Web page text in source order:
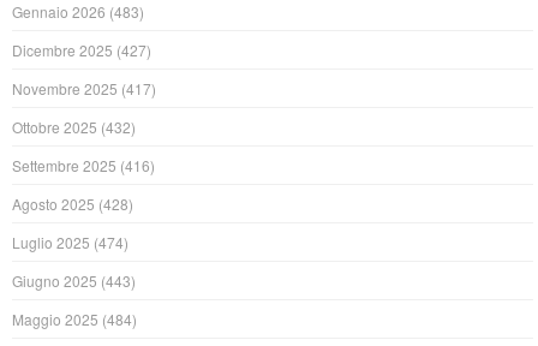
Gennaio 2026 (483)
Dicembre 2025 (427)
Novembre 2025 (417)
Ottobre 2025 (432)
Settembre 2025 (416)
Agosto 2025 (428)
Luglio 2025 (474)
Giugno 2025 (443)
Maggio 2025 (484)